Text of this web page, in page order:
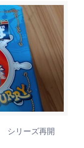
シリーズ再開